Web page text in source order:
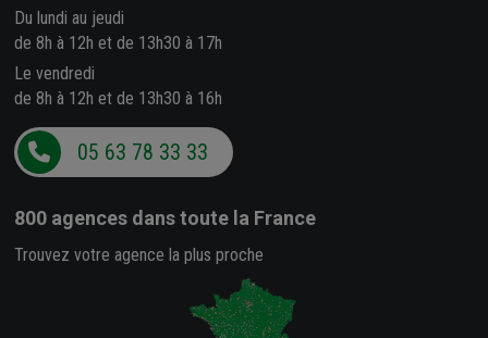
Du lundi au jeudi
de 8h à 12h et de 13h30 à 17h
Le vendredi
de 8h à 12h et de 13h30 à 16h
05 63 78 33 33
800 agences dans toute la France
Trouvez votre agence la plus proche